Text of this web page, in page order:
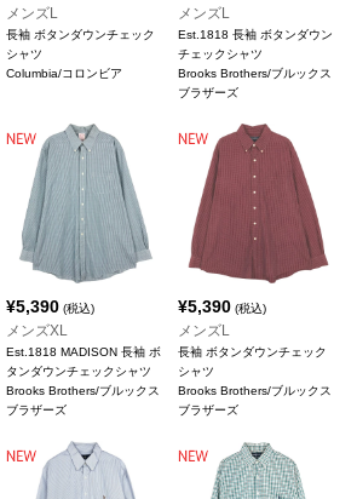
メンズL
長袖 ボタンダウンチェック
シャツ
Columbia/コロンビア
メンズL
Est.1818 長袖 ボタンダウン
チェックシャツ
Brooks Brothers/ブルックス
ブラザーズ
¥5,390(税込)
メンズXL
Est.1818 MADISON 長袖 ボ
タンダウンチェックシャツ
Brooks Brothers/ブルックス
ブラザーズ
¥5,390 (税込)
メンズL
長袖 ボタンダウンチェック
シャツ
Brooks Brothers/ブルックス
ブラザーズ